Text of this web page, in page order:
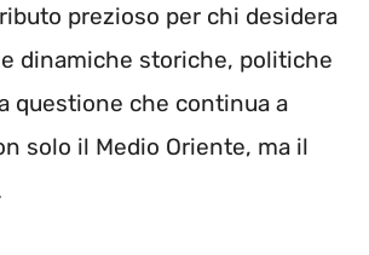
prezioso per chi desidera
dinamiche storiche, politiche
questione che continua a
solo il Medio Oriente, ma il